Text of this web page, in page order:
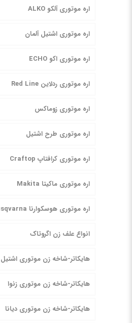
اره موتوری آلکو ALKO
اره موتوری اشتیل آلمان
اره موتوری اکو ECHO
اره موتوری ردلاین Red Line
اره موتوری زوماکس
اره موتوری طرح اشتیل
اره موتوری کرافتاپ Craftop
اره موتوری ماکیتا Makita
اره موتوری هوسکوارنا husqvarna
انواع علف زن اگروتاک
هایکاتر-شاخه زن موتوری اشتیل
هایکاتر-شاخه زن موتوری زنوا
هایکاتر-شاخه زن موتوری دیانا